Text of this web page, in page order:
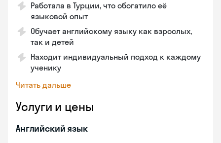
Работала в Турции, что обогатило её
языковой опыт
Обучает английскому языку как взрослых,
так и детей
Находит индивидуальный подход к каждому
ученику
Читать дальше
Услуги и цены
Английский язык